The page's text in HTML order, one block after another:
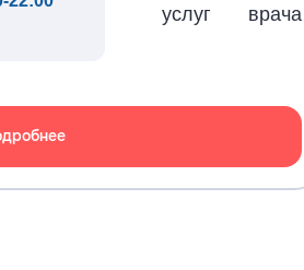
услуг врача